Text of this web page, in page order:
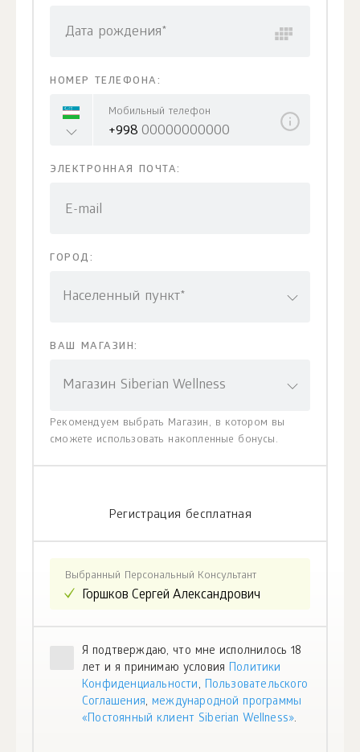
Дата рождения*
НОМЕР ТЕЛЕФОНА:
Мобильный телефон
+998
ЭЛЕКТРОННАЯ ПОЧТА:
E-mail
ГОРОД:
Населенный пункт*
ВАШ МАГАЗИН:
Магазин Siberian Wellness
Рекомендуем выбрать Магазин, в котором вы
сможете использовать накопленные бонусы.
Регистрация бесплатная
Выбранный Персональный Консультант
Я подтверждаю, что мне исполнилось 18
лет и я принимаю условия Политики
Конфиденциальности, Пользовательского
Соглашения, международной программы
«Постоянный клиент Siberian Wellness».